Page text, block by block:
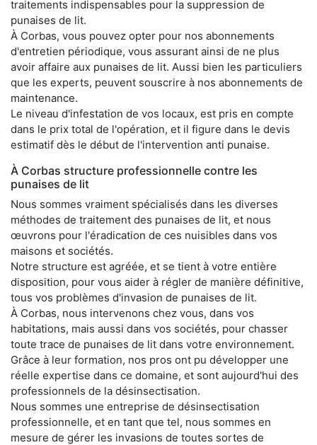
traitements indispensables pour la suppression de
punaises de lit.
À Corbas, vous pouvez opter pour nos abonnements
d'entretien périodique, vous assurant ainsi de ne plus
avoir affaire aux punaises de lit. Aussi bien les particuliers
que les experts, peuvent souscrire à nos abonnements de
maintenance.
Le niveau d'infestation de vos locaux, est pris en compte
dans le prix total de l'opération, et il figure dans le devis
estimatif dès le début de l'intervention anti punaise.
À Corbas structure professionnelle contre les
punaises de lit
Nous sommes vraiment spécialisés dans les diverses
méthodes de traitement des punaises de lit, et nous
œuvrons pour l'éradication de ces nuisibles dans vos
maisons et sociétés.
Notre structure est agréée, et se tient à votre entière
disposition, pour vous aider à régler de manière définitive,
tous vos problèmes d'invasion de punaises de lit.
À Corbas, nous intervenons chez vous, dans vos
habitations, mais aussi dans vos sociétés, pour chasser
toute trace de punaises de lit dans votre environnement.
Grâce à leur formation, nos pros ont pu développer une
réelle expertise dans ce domaine, et sont aujourd'hui des
professionnels de la désinsectisation.
Nous sommes une entreprise de désinsectisation
professionnelle, et en tant que tel, nous sommes en
mesure de gérer les invasions de toutes sortes de